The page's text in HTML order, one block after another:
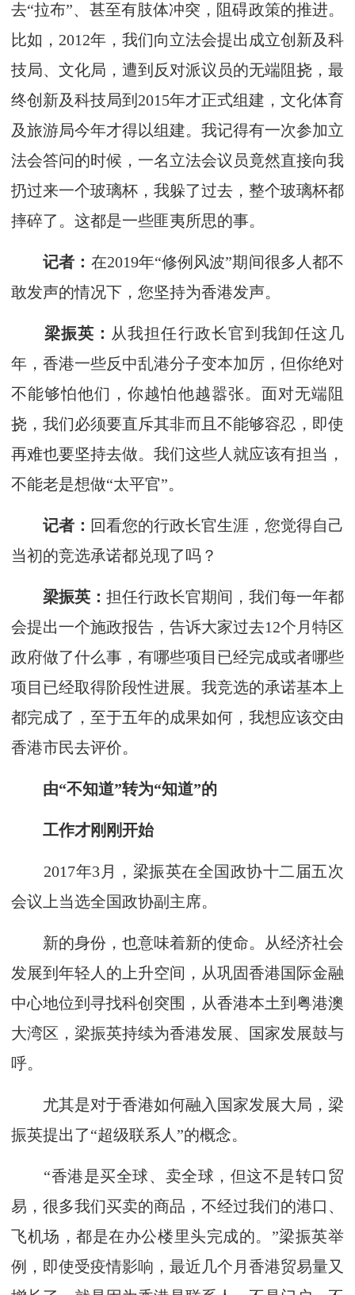
去“拉布”、甚至有肢体冲突，阻碍政策的推进。
比如，2012年，我们向立法会提出成立创新及科
技局、文化局，遭到反对派议员的无端阻挠，最
终创新及科技局到2015年才正式组建，文化体育
及旅游局今年才得以组建。我记得有一次参加立
法会答问的时候，一名立法会议员竟然直接向我
扔过来一个玻璃杯，我躲了过去，整个玻璃杯都
摔碎了。这都是一些匪夷所思的事。
记者： 在2019年“修例风波”期间很多人都不
敢发声的情况下，您坚持为香港发声。
梁振英： 从我担任行政长官到我卸任这几
年，香港一些反中乱港分子变本加厉，但你绝对
不能够怕他们，你越怕他越嚣张。面对无端阻
挠，我们必须要直斥其非而且不能够容忍，即使
再难也要坚持去做。我们这些人就应该有担当，
不能老是想做“太平官”。
记者： 回看您的行政长官生涯，您觉得自己
当初的竞选承诺都兑现了吗？
梁振英： 担任行政长官期间，我们每一年都
会提出一个施政报告，告诉大家过去12个月特区
政府做了什么事，有哪些项目已经完成或者哪些
项目已经取得阶段性进展。我竞选的承诺基本上
都完成了，至于五年的成果如何，我想应该交由
香港市民去评价。
由“不知道”转为“知道”的
工作才刚刚开始
2017年3月，梁振英在全国政协十二届五次
会议上当选全国政协副主席。
新的身份，也意味着新的使命。从经济社会
发展到年轻人的上升空间，从巩固香港国际金融
中心地位到寻找科创突围，从香港本土到粤港澳
大湾区，梁振英持续为香港发展、国家发展鼓与
呼。
尤其是对于香港如何融入国家发展大局，梁
振英提出了“超级联系人”的概念。
“香港是买全球、卖全球，但这不是转口贸
易，很多我们买卖的商品，不经过我们的港口、
飞机场，都是在办公楼里头完成的。”梁振英举
例，即使受疫情影响，最近几个月香港贸易量又